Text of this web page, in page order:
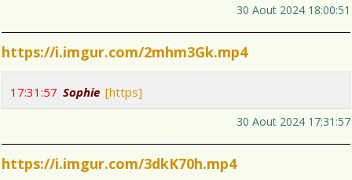
30 Aout 2024 18:00:51
https://i.imgur.com/2mhm3Gk.mp4
17:31:57 Sophie [https]
30 Aout 2024 17:31:57
https://i.imgur.com/3dkK70h.mp4